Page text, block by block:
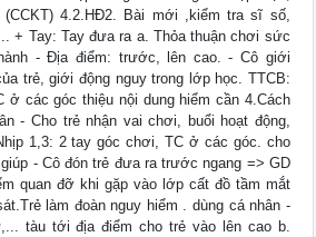
4.2.HĐ2. Bài mới ,kiểm tra sĩ số,
+ Tay: Tay đưa ra a. Thỏa thuận chơi sức
- Địa điểm: trước, lên cao. - Cô giới
trẻ, giới động nguy trong lớp học. TTCB:
ở các góc thiệu nội dung hiểm cần 4.Cách
- Cho trẻ nhận vai chơi, buổi hoạt động,
1,3: 2 tay góc chơi, TC ở các góc. cho
- Cô đón trẻ đưa ra trước ngang => GD
quan đỡ khi gặp vào lớp cất đồ tầm mắt
làm đoàn nguy hiểm . dùng cá nhân -
tàu tới địa điểm cho trẻ vào lên cao b.